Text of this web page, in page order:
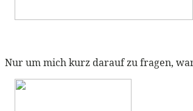
Nur um mich kurz darauf zu fragen,